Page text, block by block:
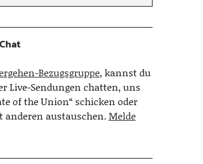
Bezugsgruppe, kannst du
Live-Sendungen chatten, uns
of the Union“ schicken oder
austauschen.Melde